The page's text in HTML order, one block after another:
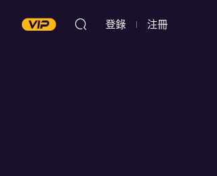
登錄 注冊